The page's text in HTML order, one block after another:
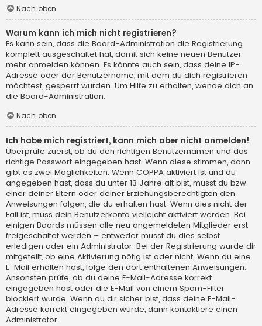
Nach oben
Warum kann ich mich nicht registrieren?
Es kann sein, dass die Board-Administration die Registrierung
komplett ausgeschaltet hat, damit sich keine neuen Benutzer
mehr anmelden können. Es könnte auch sein, dass deine IP-
Adresse oder der Benutzername, mit dem du dich registrieren
möchtest, gesperrt wurden. Um Hilfe zu erhalten, wende dich an
die Board-Administration.
Nach oben
Ich habe mich registriert, kann mich aber nicht anmelden!
Überprüfe zuerst, ob du den richtigen Benutzernamen und das
richtige Passwort eingegeben hast. Wenn diese stimmen, dann
gibt es zwei Möglichkeiten. Wenn COPPA aktiviert ist und du
angegeben hast, dass du unter 13 Jahre alt bist, musst du bzw.
einer deiner Eltern oder deiner Erziehungsberechtigten den
Anweisungen folgen, die du erhalten hast. Wenn dies nicht der
Fall ist, muss dein Benutzerkonto vielleicht aktiviert werden. Bei
einigen Boards müssen alle neu angemeldeten Mitglieder erst
freigeschaltet werden – entweder musst du dies selbst
erledigen oder ein Administrator. Bei der Registrierung wurde dir
mitgeteilt, ob eine Aktivierung nötig ist oder nicht. Wenn du eine
E-Mail erhalten hast, folge den dort enthaltenen Anweisungen.
Ansonsten prüfe, ob du deine E-Mail-Adresse korrekt
eingegeben hast oder die E-Mail von einem Spam-Filter
blockiert wurde. Wenn du dir sicher bist, dass deine E-Mail-
Adresse korrekt eingegeben wurde, dann kontaktiere einen
Administrator.